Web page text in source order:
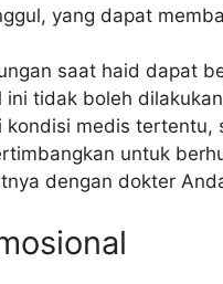
yang dapat
saat haid dapat
tidak boleh
kondisi medis
untuk
dengan dokter